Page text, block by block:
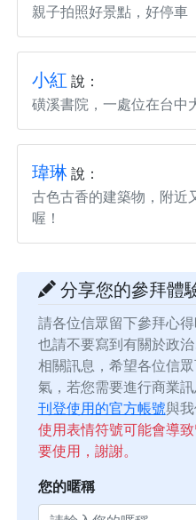
親子拍照好景點，好停車
小紅 說：
磺溪書院，一處位在台中
瑋琳 說：
古色古香的建築物，附近
喔！
分享您的參拜體
請各位信眾留下參拜心
也請不要寫到有關於政
相關訊息，希望各位信
氣，若您需要進行商業
刊登使用的官方帳號與我
使用表情符號可能會導
要使用，謝謝。
您的暱稱